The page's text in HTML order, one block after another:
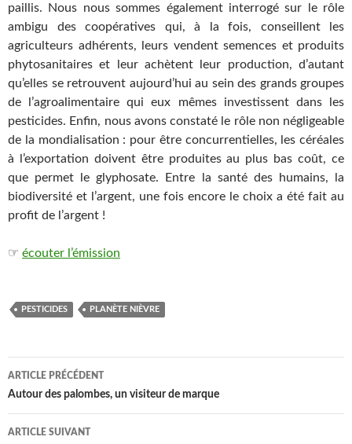
paillis. Nous nous sommes également interrogé sur le rôle
ambigu des coopératives qui, à la fois, conseillent les
agriculteurs adhérents, leurs vendent semences et produits
phytosanitaires et leur achètent leur production, d’autant
qu’elles se retrouvent aujourd’hui au sein des grands groupes
de l’agroalimentaire qui eux mêmes investissent dans les
pesticides. Enfin, nous avons constaté le rôle non négligeable
de la mondialisation : pour être concurrentielles, les céréales
à l’exportation doivent être produites au plus bas coût, ce
que permet le glyphosate. Entre la santé des humains, la
biodiversité et l’argent, une fois encore le choix a été fait au
profit de l’argent !
☞ écouter l’émission
PESTICIDES PLANÈTE NIÈVRE
Navigation
des
articles
ARTICLE PRÉCÉDENT
Autour des palombes, un visiteur de marque
ARTICLE SUIVANT